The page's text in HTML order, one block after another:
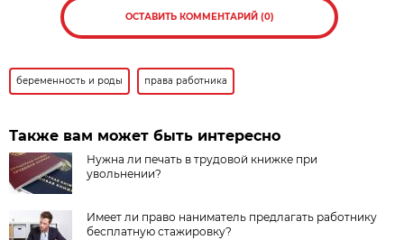
ОСТАВИТЬ КОММЕНТАРИЙ (0)
беременность и роды права работника
Также вам может быть интересно
Нужна ли печать в трудовой книжке при
увольнении?
Имеет ли право наниматель предлагать работнику
бесплатную стажировку?